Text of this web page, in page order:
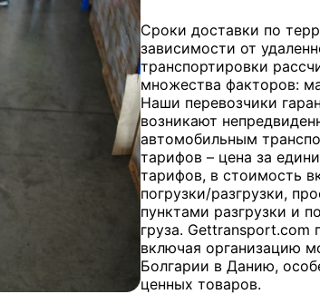
Сроки доставки по
зависимости от
транспортировки
множества факторов:
Наши перевозчики
возникают
автомобильным
тарифов – цена за
тарифов, в стоимость
погрузки/разгрузки,
пунктами разгрузки и
груза. Gettransport.com
включая организацию
Болгарии в Данию,
ценных товаров.